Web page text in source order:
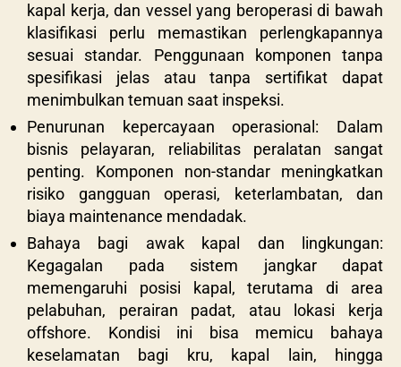
kapal kerja, dan vessel yang beroperasi di bawah
klasifikasi perlu memastikan perlengkapannya
sesuai standar. Penggunaan komponen tanpa
spesifikasi jelas atau tanpa sertifikat dapat
menimbulkan temuan saat inspeksi.
Penurunan kepercayaan operasional: Dalam
bisnis pelayaran, reliabilitas peralatan sangat
penting. Komponen non-standar meningkatkan
risiko gangguan operasi, keterlambatan, dan
biaya maintenance mendadak.
Bahaya bagi awak kapal dan lingkungan:
Kegagalan pada sistem jangkar dapat
memengaruhi posisi kapal, terutama di area
pelabuhan, perairan padat, atau lokasi kerja
offshore. Kondisi ini bisa memicu bahaya
keselamatan bagi kru, kapal lain, hingga